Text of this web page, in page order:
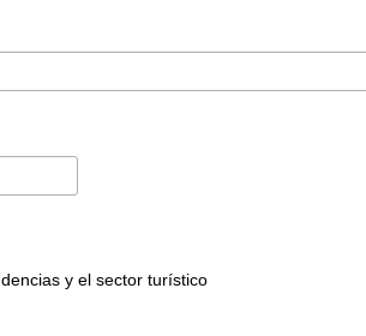
y el sector turístico